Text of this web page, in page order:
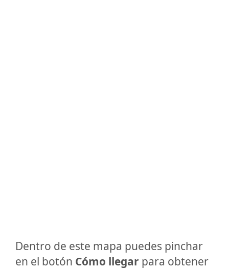
Dentro de este mapa puedes pinchar
en el botón Cómo llegar para obtener